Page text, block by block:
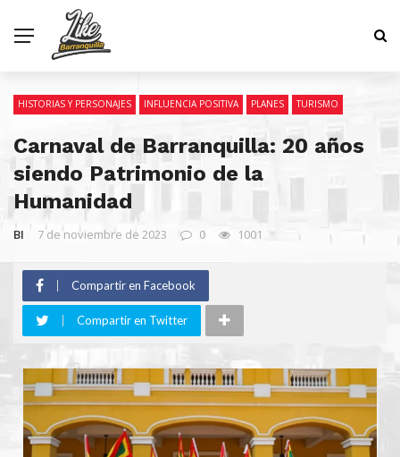
HISTORIAS Y PERSONAJES INFLUENCIA POSITIVA PLANES TURISMO
Carnaval de Barranquilla: 20 años
siendo Patrimonio de la
Humanidad
BI 7 de noviembre de 2023 0 1001
Compartir en Facebook
Compartir en Twitter